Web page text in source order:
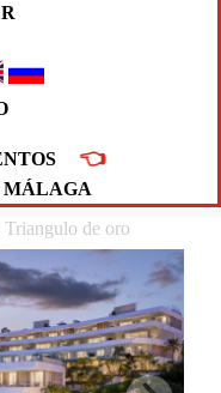
👈
MÁLAGA
de oro